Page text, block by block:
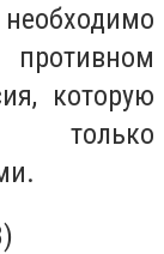
которую